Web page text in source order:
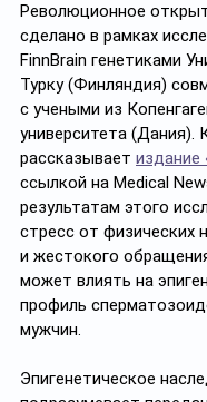
Революционное
сделано в рамках
FinnBrain генетиками
Турку (Финляндия)
с учеными из
университета (Дания).
рассказывает издание
ссылкой на Medical
результатам этого
стресс от физических
и жестокого
может влиять на
профиль
мужчин.
Эпигенетическое